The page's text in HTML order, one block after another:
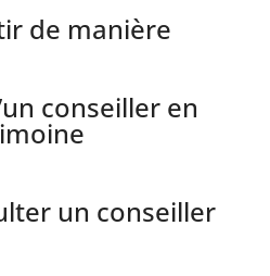
de manière
conseiller en
un conseiller